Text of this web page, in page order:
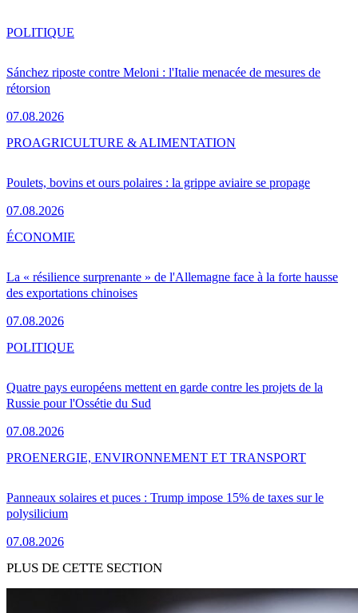
Sánchez riposte contre Meloni : l'Italie menacée de mesures de
rétorsion
07.08.2026
POLITIQUE
Poulets, bovins et ours polaires : la grippe aviaire se propage
07.08.2026
PROAGRICULTURE & ALIMENTATION
La « résilience surprenante » de l'Allemagne face à la forte hausse
des exportations chinoises
07.08.2026
ÉCONOMIE
Quatre pays européens mettent en garde contre les projets de la
Russie pour l'Ossétie du Sud
07.08.2026
POLITIQUE
Panneaux solaires et puces : Trump impose 15% de taxes sur le
polysilicium
07.08.2026
PROENERGIE, ENVIRONNEMENT ET TRANSPORT
PLUS DE CETTE SECTION